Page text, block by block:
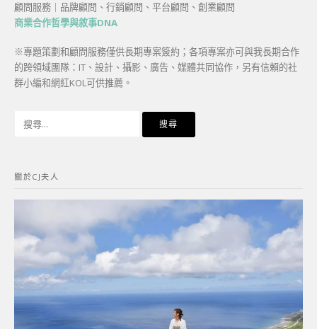
顧問服務｜品牌顧問、行銷顧問、平台顧問、創業顧問
商業合作哲學與敘事DNA
※專題策劃和顧問服務僅供長期專案簽約；各項專案亦可與我長期合作
的跨領域團隊：IT、設計、攝影、廣告、媒體共同協作，另有信賴的社
群小編和網紅KOL可供推薦。
字:
關於CJ夫人